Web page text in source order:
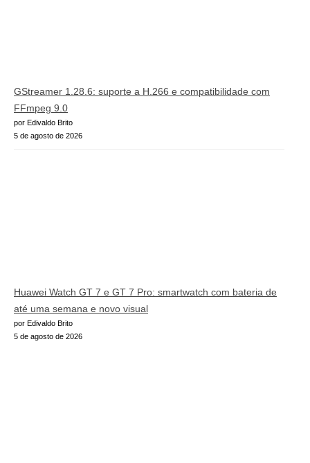
GStreamer 1.28.6: suporte a H.266 e compatibilidade com
FFmpeg 9.0
por Edivaldo Brito
5 de agosto de 2026
Huawei Watch GT 7 e GT 7 Pro: smartwatch com bateria de
até uma semana e novo visual
por Edivaldo Brito
5 de agosto de 2026